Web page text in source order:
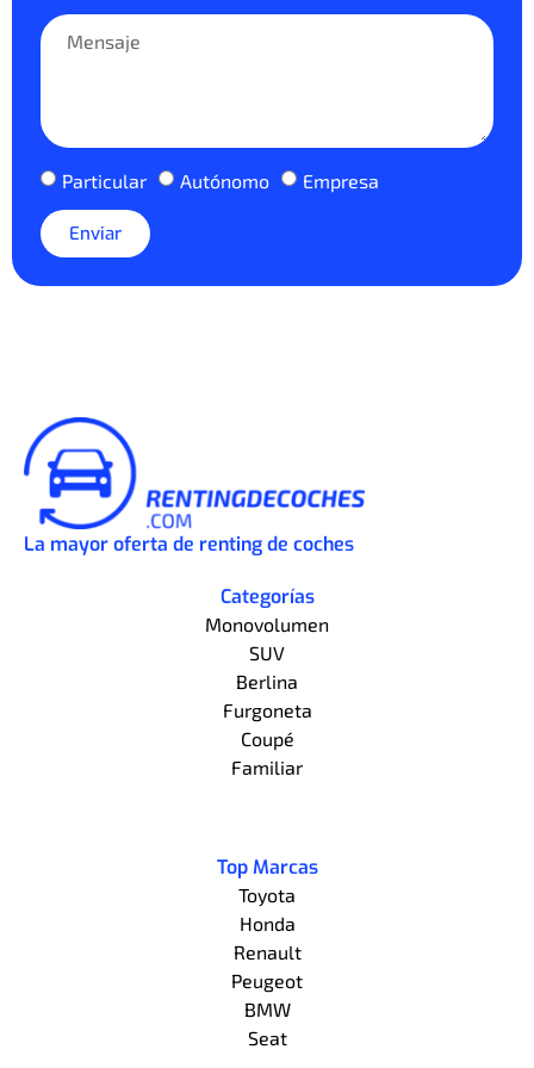
Particular Autónomo Empresa
Enviar
La mayor oferta de renting de coches
Categorías
Monovolumen
SUV
Berlina
Furgoneta
Coupé
Familiar
Top Marcas
Toyota
Honda
Renault
Peugeot
BMW
Seat